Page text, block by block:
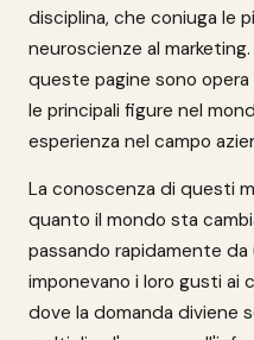
disciplina, che coniuga le
neuroscienze al
queste pagine sono opera
le principali figure nel
esperienza nel campo
La conoscenza di questi
quanto il mondo sta
passando rapidamente
imponevano i loro gusti ai
dove la domanda diviene